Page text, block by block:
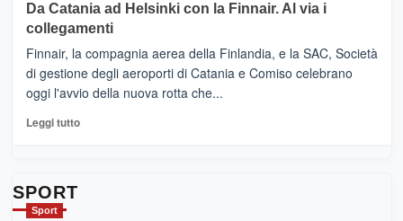
tappe
dell’enoturismo
RANDAZZO
–
Ci
siamo
quasi….
pronti
per
Da Catania ad Helsinki con la Finnair. Al via i
collegamenti
Finnair, la compagnia aerea della Finlandia, e la SAC, Società
di gestione degli aeroporti di Catania e Comiso celebrano
oggi l'avvio della nuova rotta che...
Leggi tuttoLeggi
SPORT
Sport